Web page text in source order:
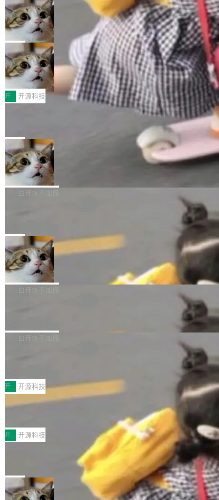
现实 过去两年，CIO们的焦虑清单上多了两项：
一是如何让大模型和智能体应用安全地从PoC走
向生产，二是如何让测试团队跟得上AI应用...
设置，如果用布尔值 + 可空字段来表示——bool
ean 表示是否可切换，nullable 的默认模式、浅
色方案、深色方案——会产生大量无意义的组
合。方案缺了、配置冲突了、全 null 了。要知道
哪些组合有效，作者说，你得靠"文档、校验、或
者部落知识"。 换个写法。Rust 的 enum，两个
变体：Switchable...
个"AI 知识库 + 聊天机器人"——每个大厂都在
做，没什么新鲜的。 但 Kenton Varda 在 Twitte
r 上把事情说清楚了： 今天我们发布了 Cloudfla
re OS，一个带连接器的聊天机器人，跟其他所
有科技公司做的一样。只不过，实际上它不一
样。这是 Sandstorm.io 的重制版，我十年前的
那个创业公司。不同的是，这次它构建在 Cloudf
lare Workers 上——我花了九年时间搭建的平台
——并且深度集成了 AI。这基本上是我十年秘密
Deno 团队开源 Celld，可自托管的分
布式 Durable Objects
Ryan Dahl 领导的 Deno 团队推出了最新开源项
目 Celld，一个能在自己机器上运行 Cloudflare
Workers 和 Durable Objects 的守护进程。 设
计思路很直接：每个对象是一个独立的 SQLite
数据库，按名称寻址，复制到你自己的 S3 兼容
存储库里。节点之间只通过这个存储库协调——
没有控制平面，没有共识协议。每个对象自带一
个小型数据库，应用天然按分片构建，单个数据
库的竞争和爆炸半径问题在设计层面就被消除
了。 闲置的 cell 会休眠到几乎不占资源。当 cel
l 迁移或唤醒时，新宿主从 S3 恢复 SQLite 数据
库继续执行。存储库是持久化的唯一真相...
局
鲁大师7月新机性能/流畅/AI榜：vivo夺
性能、流畅双第一，三星Galaxy Z系列
新折叠缺席
2026年7月的手机市场，由于存储等硬件成本暴
增，手机厂商的日子也不好过啊，新机速度明显
放缓，因此硝烟味淡了许多。新机参数规格除开
高价的三星折叠（三星Galaxy Z Fold8 Ultra / Z
Fold8 / Z Flip8）外，其余要么是中低端机器，
例如iQOO Z11i、REDMI Note 17、REDMI No
te 17 Pro、OPPO K15，要么是vivo X300 E这
样的次旗舰。 Galaxy Z Fold8 Ultra / Z Fold8 /
Z Flip8三款折叠屏新机均在7月22日发布，且全
部搭载骁龙8 Elite Gen5 for Galaxy，它们本该
开 开源科技
Zed 编辑器团队发布了新项目——DeltaDB，一
个在 git commit 之间记录每一次编辑操作的版
本控制系统。目前处于 Early Access 阶段。 De
ltaDB 的核心思路直接写在 landing page 最显
眼的位置：「Software is made between com
mits」——软件是在 commit 之间写出来的。git
是把这段空隙补上。 回退到任何一次编辑：Delt
aDB 捕获 commit 之间的每一次操作，...
局
SpaceXAI 单季资本开支达 183 亿美元
根据风险投资人Tomer Tunguz 博客（VC 分
析）披露的最新分析与第二季度业绩报告，Spac
微软同期总资本开支的四成。 与亚马逊、Alpha
bet、微软以及 Meta 等传统科技巨头相比，Spa
ceXAI的资金消耗速度尤为引人瞩目。然而，支
撑庞大支出的资金来源却呈现出截然不同的面
貌。数据显示，微软和 Meta 主要依托充沛的经
白开水不加糖
一个在终端里运行的编程 agent；Muse Spark
1.2，驱动这个 agent 的新模型。一句话概括：
你可以用 curl -fsSL https://dev.meta.ai/install.
sh | bash 安装一个能在大项目里自动规划、写
代码、验证结果的 AI 终端工具。 据介绍，Muse
个主 agent 循环，外加一组后台 agent。这些后
局
美团开源 LoHoSearch，用知识图谱校
准 AI 能力认知
机器出题的前提，是让机器拥有全局视野。整个
构建流程可以分为四个环节：建图 → 控制难度
白开水不加糖
库，并将作为transport接入Mooncake TENT。
MPComm将作为一种传输引擎接入Mooncake T
ENT，实现零拷贝传输性能提升30%、非零拷贝
传输性能最高提升5倍。UCL-MPComm底层基
于自研UCL-Engine通信引擎，后续腾讯网平将
持续开源更多基于UCL-Engine的高性能通信组
件。 腾讯网平团队在UCL-MPComm中实现了一
个独立于业务线程的全局通信引擎（Engine），
白开水不加糖
型案例入选名单》，深信服“面向企业研发场景的
开源 AI 编程平台 CoStrict 应用”凭借卓越的技术
创新与落地成效成功入选。 全链路私有化部署，
助力企业AI研发安全落地 当前，越来越多企业已
经开始引入 AI Coding 工具，通过调用公有云模
型或企业内部部署模型提升研发效率。但随着 AI
Coding 从个人辅助工具逐步走向团队级、组织
级应用，企业在规模化落地过程中，对安全性、
可控性和代码质量提出了更高要求。 首先是数据
安全与合规要求。对于大多数普通研发场景，公
开 开源科技
深信服AI算力网关入选工信部人工智能
前不久，工业和信息化部正式发布《2025年人工
智能应用典型案例名单》，集中展示人工智能在
各领域的应用成果，覆盖技术底座、行业赋能、
产品应用、支撑保障、专题等五大方向。深信服
AI算力网关（AI创新平台）成功入选！ 随着各行
各业的Agent走向规模化建设，算力构成形态逐
渐丰富，用户关注的重点也在发生变化：不只是
开 开源科技
Jeff Dean 离开 Google：一个时代的结
束，一个实验室的开始
Google 员工编号 20。MapReduce 作者之一。
Bigtable 作者之一。TensorFlow 的作者之一。
Gemini 的架构师。Google 首席科学家。 Jeff D
局